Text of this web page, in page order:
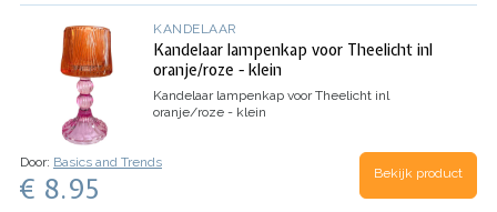
KANDELAAR
Kandelaar lampenkap voor Theelicht inl
oranje/roze - klein
Kandelaar lampenkap voor Theelicht inl
oranje/roze - klein
Door: Basics and Trends
€ 8.95 Bekijk product